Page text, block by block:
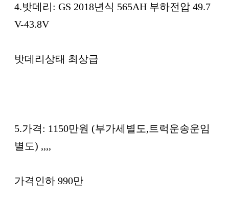
4.밧데리: GS 2018년식 565AH 부하전압 49.7
V-43.8V
밧데리상태 최상급
5.가격: 1150만원 (부가세별도,트럭운송운임
별도) ,,,,
가격인하 990만